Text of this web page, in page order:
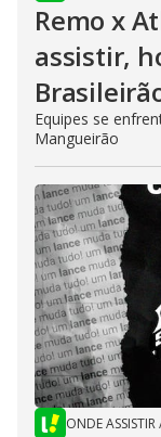
Remo x
assistir,
Equipes se
Mangueirão
ONDE ASSISTIR